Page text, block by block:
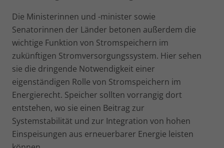
Die Ministerinnen und -minister sowie
Senatorinnen der Länder betonen außerdem die
wichtige Funktion von Stromspeichern im
zukünftigen Stromversorgungssystem. Hier sehen
sie die dringende Notwendigkeit einer
eigenständigen Rolle von Stromspeichern im
Energierecht. Speicher sollten vorrangig dort
entstehen, wo sie einen Beitrag zur
Systemstabilität und zur Integration von hohen
Einspeisungen aus erneuerbarer Energie leisten